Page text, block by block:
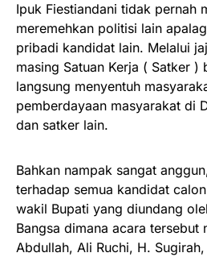
Ipuk Fiestiandani tidak pernah
meremehkan politisi lain
pribadi kandidat lain. Melalui
masing Satuan Kerja ( Satker
langsung menyentuh
pemberdayaan masyarakat di
dan satker lain.
Bahkan nampak sangat
terhadap semua kandidat
wakil Bupati yang diundang
Bangsa dimana acara tersebut
Abdullah, Ali Ruchi, H.